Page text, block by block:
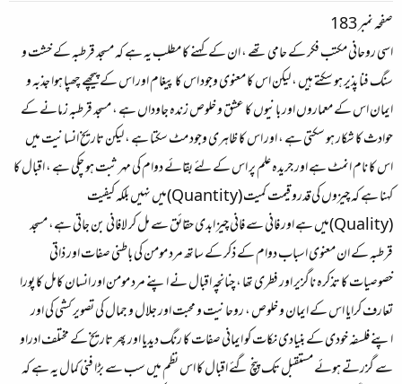
صفحہ نمبر 183
اسی روحانی مکتب فکر کے حامی تھے ، ان کے کہنے کا مطلب یہ ہے کہ مسجد قرطبہ کے خشت و
سنگ فنا پذیر ہو سکتے ہیں ، لیکن اس کا معنوی وجود اس کا پیغام اور اس کے پیچھے چھپا ہوا جذبہ و
ایمان اس کے معماروں اور بانیوں کا عشق و خلوص زندہ جاوداں ہے ، مسجد قرطبہ زمانے کے
حوادث کا شکار ہو سکتی ہے ، اور اس کا ظاہری وجود مٹ سکتا ہے ، لیکن تاریخ انسانیت میں
اس کا نام انمٹ ہے اور جریدہ علم پر اس کے لئے بقائے دوام کی مہر ثبت ہو چکی ہے ، اقبال کا
کہنا ہے کہ چیزوں کی قدرو قیمت کمیت (Quantity)میں نہیں بلکہ کیفیت
(Quality)میں ہے اور فانی سے فانی چیز ابدی حقائق سے مل کر لافانی بن جاتی ہے، مسجد
قرطبہ کے ان معنوی اسباب دوام کے ذکر کے ساتھ مرد مومن کی باطنی صفات اور ذاتی
خصوصیات کا تذکرہ ناگزیر اور فطری تھا ، چنانچہ اقبال نے اپنے مرد مومن اور انسان کامل کا پورا
تعارف کرایا اس کے ایمان و خلوص ، روحانیت و محبت اور جلال و جمال کی تصویر کشی کی اور
اپنے فلسفہ خودی کے بنیادی نکات کو ایمانی صفات کا رنگ دیدیا اور پھر تاریخ کے مختلف ادراو
سے گزرتے ہوئے مستقبل تک پنچ گئے اقبال کا اس نظم میں سب سے بڑا فنی کمال یہ ہے کہ